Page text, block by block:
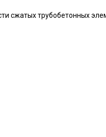
сжатых трубобетонных